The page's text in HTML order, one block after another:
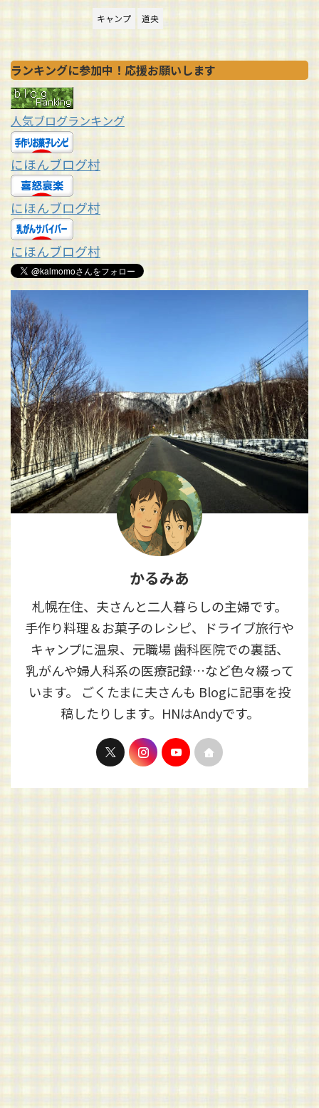
キャンプ 道央
ランキングに参加中！応援お願いします
人気ブログランキング
にほんブログ村
にほんブログ村
にほんブログ村
かるみあ
札幌在住、夫さんと二人暮らしの主婦です。
手作り料理＆お菓子のレシピ、ドライブ旅行や
キャンプに温泉、元職場 歯科医院での裏話、
乳がんや婦人科系の医療記録…など色々綴って
います。 ごくたまに夫さんも Blogに記事を投
稿したりします。HNはAndyです。